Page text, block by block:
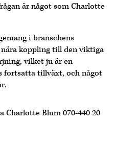
är något som Charlotte
i branschens
koppling till den viktiga
vilket ju är en
fortsatta tillväxt, och något
Blum 070-440 20